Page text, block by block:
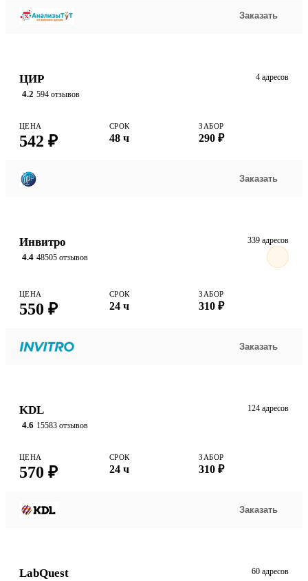
Заказать
ЦИР
4.2 594 отзывов
4 адресов
ЦЕНА
542 ₽
СРОК
48 ч
ЗАБОР
290 ₽
Заказать
Инвитро
4.4 48505 отзывов
339 адресов
ЦЕНА
550 ₽
СРОК
24 ч
ЗАБОР
310 ₽
Заказать
KDL
4.6 15583 отзывов
124 адресов
ЦЕНА
570 ₽
СРОК
24 ч
ЗАБОР
310 ₽
Заказать
LabQuest 60 адресов